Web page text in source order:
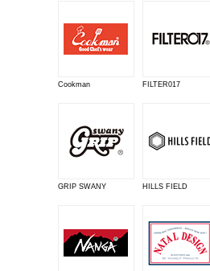
Cookman FILTER017
GRIP SWANY HILLS FIELD